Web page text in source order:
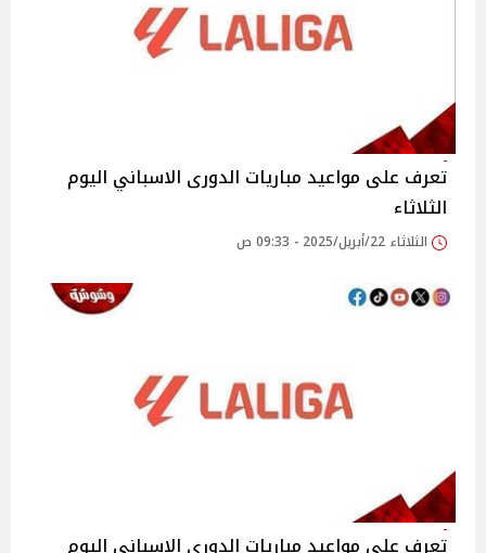
تعرف على مواعيد مباريات الدورى الاسباني اليوم
الثلاثاء
الثلاثاء 22/أبريل/2025 - 09:33 ص
تعرف على مواعيد مباريات الدورى الاسباني اليوم